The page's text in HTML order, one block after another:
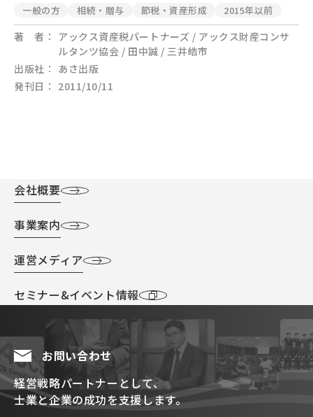
一般の方 相続・贈与 節税・資産形成 2015年以前
著 者
アックス資産税パートナーズ / アックス財産コンサ
ルタンツ協会 / 田中誠 / 三井皓市
出版社
あさ出版
発刊日
2011/10/11
会社概要
事業案内
運営メディア
セミナー&イベント情報
お問い合わせ
経営戦略パートナーとして、
士業と企業の成功を支援します。